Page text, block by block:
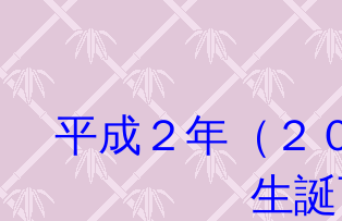
平成２年（２
生